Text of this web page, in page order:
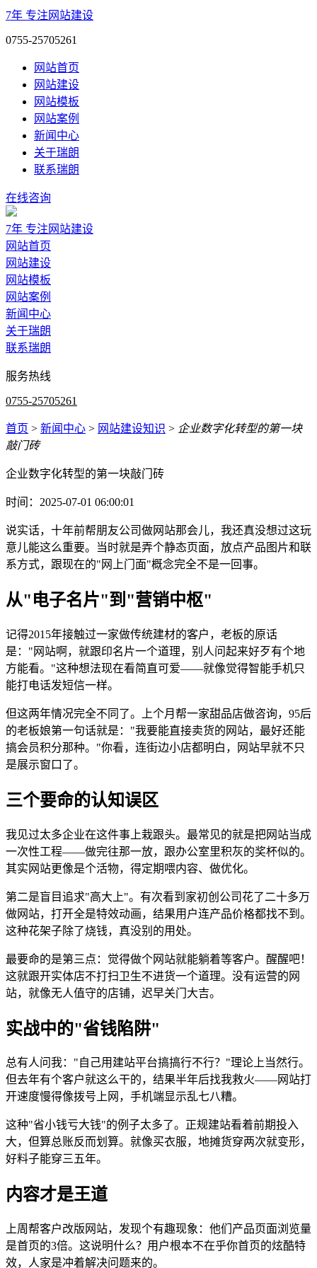
7年 专注网站建设
0755-25705261
网站首页
网站建设
网站模板
网站案例
新闻中心
关于瑞朗
联系瑞朗
在线咨询
7年 专注网站建设
网站首页
网站建设
网站模板
网站案例
新闻中心
关于瑞朗
联系瑞朗
服务热线
0755-25705261
首页 > 新闻中心 > 网站建设知识 > 企业数字化转型的第一块
敲门砖
企业数字化转型的第一块敲门砖
时间：2025-07-01 06:00:01
说实话，十年前帮朋友公司做网站那会儿，我还真没想过这玩
意儿能这么重要。当时就是弄个静态页面，放点产品图片和联
系方式，跟现在的"网上门面"概念完全不是一回事。
从"电子名片"到"营销中枢"
记得2015年接触过一家做传统建材的客户，老板的原话
是："网站啊，就跟印名片一个道理，别人问起来好歹有个地
方能看。"这种想法现在看简直可爱——就像觉得智能手机只
能打电话发短信一样。
但这两年情况完全不同了。上个月帮一家甜品店做咨询，95后
的老板娘第一句话就是："我要能直接卖货的网站，最好还能
搞会员积分那种。"你看，连街边小店都明白，网站早就不只
是展示窗口了。
三个要命的认知误区
我见过太多企业在这件事上栽跟头。最常见的就是把网站当成
一次性工程——做完往那一放，跟办公室里积灰的奖杯似的。
其实网站更像是个活物，得定期喂内容、做优化。
第二是盲目追求"高大上"。有次看到家初创公司花了二十多万
做网站，打开全是特效动画，结果用户连产品价格都找不到。
这种花架子除了烧钱，真没别的用处。
最要命的是第三点：觉得做个网站就能躺着等客户。醒醒吧！
这就跟开实体店不打扫卫生不进货一个道理。没有运营的网
站，就像无人值守的店铺，迟早关门大吉。
实战中的"省钱陷阱"
总有人问我："自己用建站平台搞搞行不行？"理论上当然行。
但去年有个客户就这么干的，结果半年后找我救火——网站打
开速度慢得像拨号上网，手机端显示乱七八糟。
这种"省小钱亏大钱"的例子太多了。正规建站看着前期投入
大，但算总账反而划算。就像买衣服，地摊货穿两次就变形，
好料子能穿三五年。
内容才是王道
上周帮客户改版网站，发现个有趣现象：他们产品页面浏览量
是首页的3倍。这说明什么？用户根本不在乎你首页的炫酷特
效，人家是冲着解决问题来的。